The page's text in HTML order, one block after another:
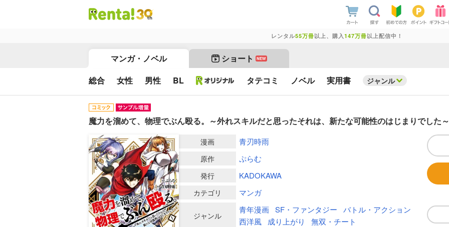
レンタル55万冊以上、購入 147万冊以上配信中！
マンガ・ノベル ショート NEW
総合 女性 男性 BL タテコミ ノベル 実用書 ジャンル
魔力を溜めて、物理でぶん殴る。～外れスキルだと思ったそれは、新たな可能性のはじまりでした～
漫画 青刃時雨
原作 ぷらむ
発行 KADOKAWA
カテゴリ マンガ
ジャンル
青年漫画 SF・ファンタジー
バトル・アクション
西洋風
成り上がり 無双・チート